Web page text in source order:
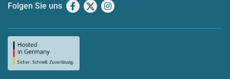
Folgen Sie uns Facebook
X Instagram